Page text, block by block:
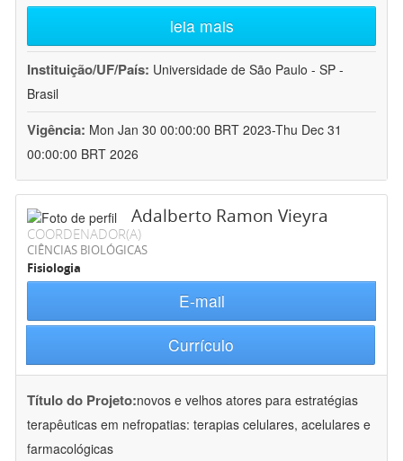
leia mais
Instituição/UF/País: Universidade de São Paulo - SP -
Brasil
Vigência: Mon Jan 30 00:00:00 BRT 2023-Thu Dec 31
00:00:00 BRT 2026
Adalberto Ramon Vieyra
COORDENADOR(A)
CIÊNCIAS BIOLÓGICAS
Fisiologia
E-mail
Currículo
Título do Projeto:novos e velhos atores para estratégias
terapêuticas em nefropatias: terapias celulares, acelulares e
farmacológicas